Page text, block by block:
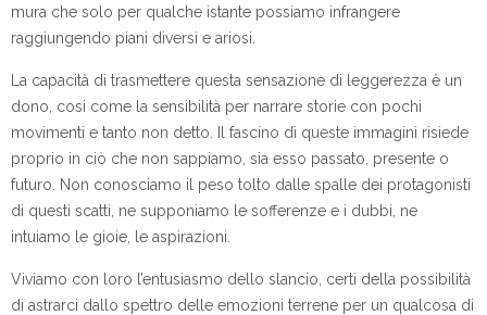
mura che solo per qualche istante possiamo infrangere
raggiungendo piani diversi e ariosi.
La capacità di trasmettere questa sensazione di leggerezza è un
dono, cosi come la sensibilità per narrare storie con pochi
movimenti e tanto non detto. Il fascino di queste immagini risiede
proprio in ciò che non sappiamo, sia esso passato, presente o
futuro. Non conosciamo il peso tolto dalle spalle dei protagonisti
di questi scatti, ne supponiamo le sofferenze e i dubbi, ne
intuiamo le gioie, le aspirazioni.
Viviamo con loro l’entusiasmo dello slancio, certi della possibilità
di astrarci dallo spettro delle emozioni terrene per un qualcosa di